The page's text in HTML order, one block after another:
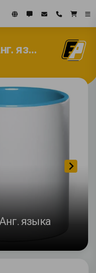
языка